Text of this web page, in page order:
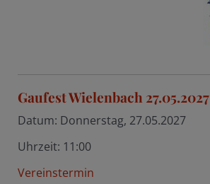
Gaufest Wielenbach 27.05.2027
Datum: Donnerstag, 27.05.2027
Uhrzeit: 11:00
Vereinstermin